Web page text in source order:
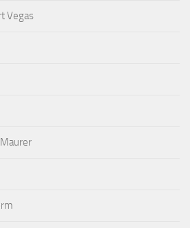
Vegas
Maurer